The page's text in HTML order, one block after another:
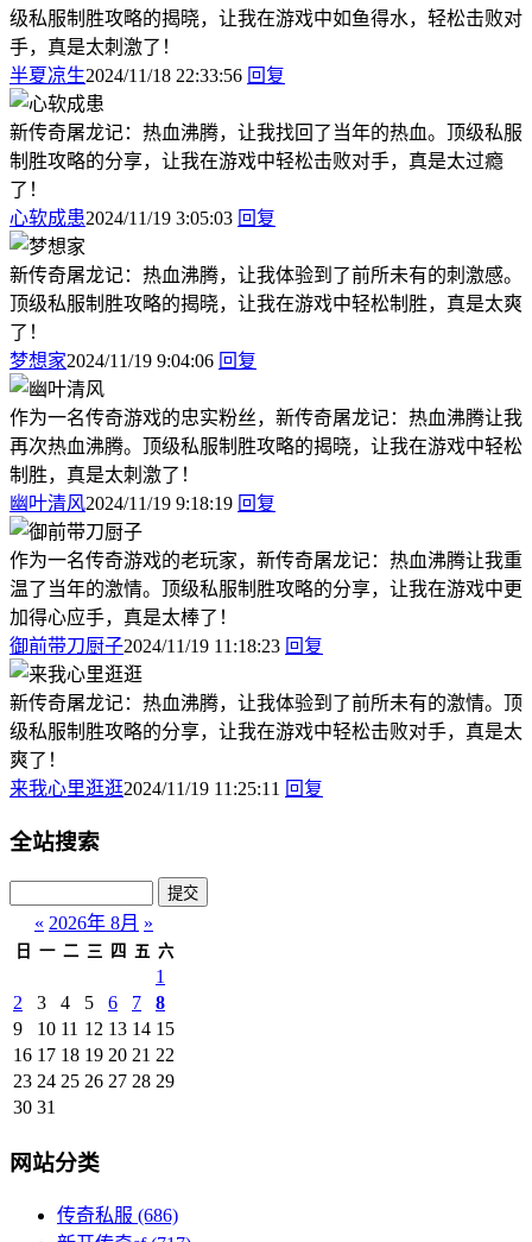
级私服制胜攻略的揭晓，让我在游戏中如鱼得水，轻松击败对
手，真是太刺激了！
半夏凉生2024/11/18 22:33:56 回复
新传奇屠龙记：热血沸腾，让我找回了当年的热血。顶级私服
制胜攻略的分享，让我在游戏中轻松击败对手，真是太过瘾
了！
心软成患2024/11/19 3:05:03 回复
新传奇屠龙记：热血沸腾，让我体验到了前所未有的刺激感。
顶级私服制胜攻略的揭晓，让我在游戏中轻松制胜，真是太爽
了！
梦想家2024/11/19 9:04:06 回复
作为一名传奇游戏的忠实粉丝，新传奇屠龙记：热血沸腾让我
再次热血沸腾。顶级私服制胜攻略的揭晓，让我在游戏中轻松
制胜，真是太刺激了！
幽叶清风2024/11/19 9:18:19 回复
作为一名传奇游戏的老玩家，新传奇屠龙记：热血沸腾让我重
温了当年的激情。顶级私服制胜攻略的分享，让我在游戏中更
加得心应手，真是太棒了！
御前带刀厨子2024/11/19 11:18:23 回复
新传奇屠龙记：热血沸腾，让我体验到了前所未有的激情。顶
级私服制胜攻略的分享，让我在游戏中轻松击败对手，真是太
爽了！
来我心里逛逛2024/11/19 11:25:11 回复
全站搜索
« 2026年 8月 »
日 一 二 三 四 五 六
1
2
3 4 5 6 7
8
9
10 11 12 13 14 15
16 17 18 19 20 21 22
23 24 25 26 27 28 29
30 31
网站分类
传奇私服 (686)